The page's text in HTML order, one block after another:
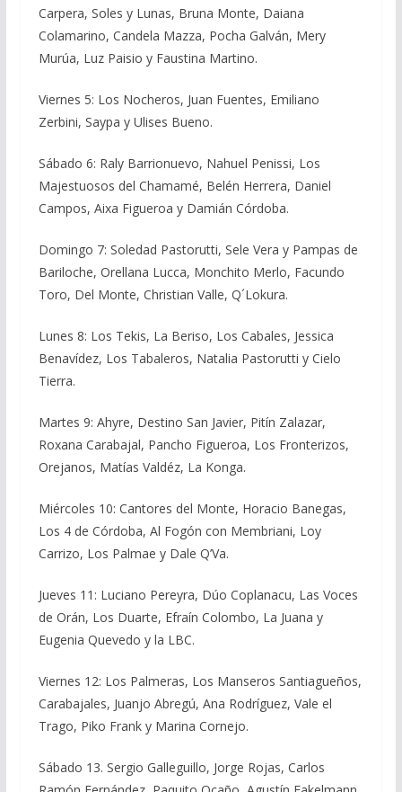
Carpera, Soles y Lunas, Bruna Monte, Daiana
Colamarino, Candela Mazza, Pocha Galván, Mery
Murúa, Luz Paisio y Faustina Martino.
Viernes 5: Los Nocheros, Juan Fuentes, Emiliano
Zerbini, Saypa y Ulises Bueno.
Sábado 6: Raly Barrionuevo, Nahuel Penissi, Los
Majestuosos del Chamamé, Belén Herrera, Daniel
Campos, Aixa Figueroa y Damián Córdoba.
Domingo 7: Soledad Pastorutti, Sele Vera y Pampas de
Bariloche, Orellana Lucca, Monchito Merlo, Facundo
Toro, Del Monte, Christian Valle, Q´Lokura.
Lunes 8: Los Tekis, La Beriso, Los Cabales, Jessica
Benavídez, Los Tabaleros, Natalia Pastorutti y Cielo
Tierra.
Martes 9: Ahyre, Destino San Javier, Pitín Zalazar,
Roxana Carabajal, Pancho Figueroa, Los Fronterizos,
Orejanos, Matías Valdéz, La Konga.
Miércoles 10: Cantores del Monte, Horacio Banegas,
Los 4 de Córdoba, Al Fogón con Membriani, Loy
Carrizo, Los Palmae y Dale Q’Va.
Jueves 11: Luciano Pereyra, Dúo Coplanacu, Las Voces
de Orán, Los Duarte, Efraín Colombo, La Juana y
Eugenia Quevedo y la LBC.
Viernes 12: Los Palmeras, Los Manseros Santiagueños,
Carabajales, Juanjo Abregú, Ana Rodríguez, Vale el
Trago, Piko Frank y Marina Cornejo.
Sábado 13. Sergio Galleguillo, Jorge Rojas, Carlos